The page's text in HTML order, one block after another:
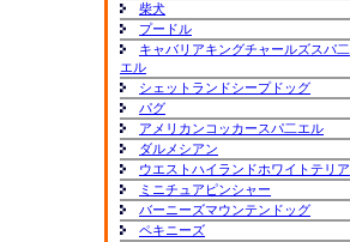
柴犬
プードル
キャバリアキングチャールズスパ二
エル
シェットランドシープドッグ
パグ
アメリカンコッカースパ二エル
ダルメシアン
ウエストハイランドホワイトテリア
ミニチュアピンシャー
バーニーズマウンテンドッグ
ペキニーズ